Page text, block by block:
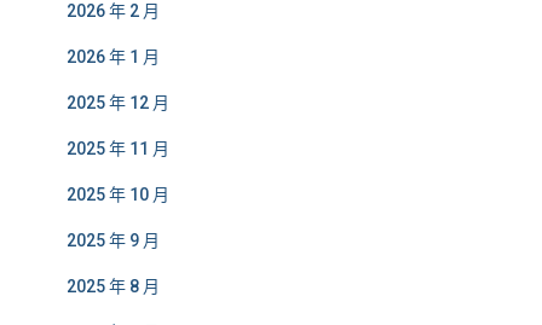
2026 年 2 月
2026 年 1 月
2025 年 12 月
2025 年 11 月
2025 年 10 月
2025 年 9 月
2025 年 8 月